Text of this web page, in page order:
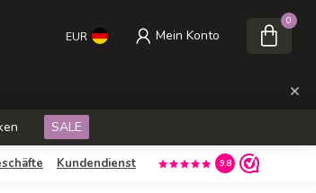
×
EUR Mein Konto
0
SALE
Kundendienst 9.8